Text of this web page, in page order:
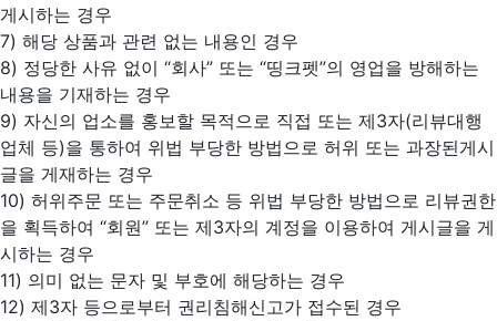
게시하는 경우
7) 해당 상품과 관련 없는 내용인 경우
8) 정당한 사유 없이 “회사” 또는 “띵크펫”의 영업을 방해하는
내용을 기재하는 경우
9) 자신의 업소를 홍보할 목적으로 직접 또는 제3자(리뷰대행
업체 등)을 통하여 위법 부당한 방법으로 허위 또는 과장된게시
글을 게재하는 경우
10) 허위주문 또는 주문취소 등 위법 부당한 방법으로 리뷰권한
을 획득하여 “회원” 또는 제3자의 계정을 이용하여 게시글을 게
시하는 경우
11) 의미 없는 문자 및 부호에 해당하는 경우
12) 제3자 등으로부터 권리침해신고가 접수된 경우